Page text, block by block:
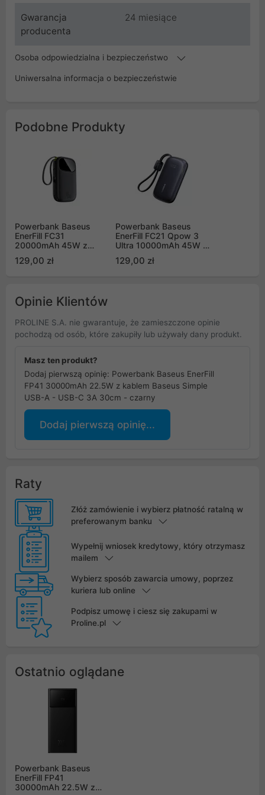
Gwarancja
producenta
24 miesiące
Osoba odpowiedzialna i bezpieczeństwo
Uniwersalna informacja o bezpieczeństwie
Podobne Produkty
Powerbank Baseus
EnerFill FC31
20000mAh 45W z
wyświetlaczem z
kablami USB-C i
129,00 zł
Powerbank Baseus
EnerFill FC21 Qpow 3
Ultra 10000mAh 45W z
dołączonym kablem-
smyczą - czarny
129,00 zł
Opinie Klientów
PROLINE S.A. nie gwarantuje, że zamieszczone opinie
pochodzą od osób, które zakupiły lub używały dany produkt.
Masz ten produkt?
Dodaj pierwszą opinię: Powerbank Baseus EnerFill
FP41 30000mAh 22.5W z kablem Baseus Simple
USB-A - USB-C 3A 30cm - czarny
Dodaj pierwszą opinię...
Raty
Złóż zamówienie i wybierz płatność ratalną w
preferowanym banku
Wypełnij wniosek kredytowy, który otrzymasz
mailem
Wybierz sposób zawarcia umowy, poprzez
kuriera lub online
Podpisz umowę i ciesz się zakupami w
Proline.pl
Ostatnio oglądane
Powerbank Baseus
EnerFill FP41
30000mAh 22.5W z